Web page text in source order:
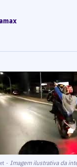
- Imagem ilustrativa da